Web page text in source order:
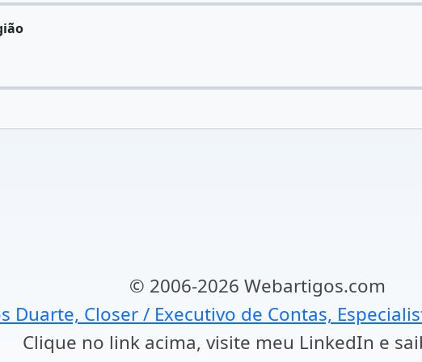
© 2006-2026 Webartigos.com
Duarte, Closer / Executivo de Contas,
Clique no link acima, visite meu LinkedIn e